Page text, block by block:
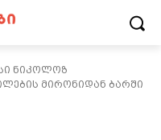
ნიკოლოზ
მირონიდან ბარში